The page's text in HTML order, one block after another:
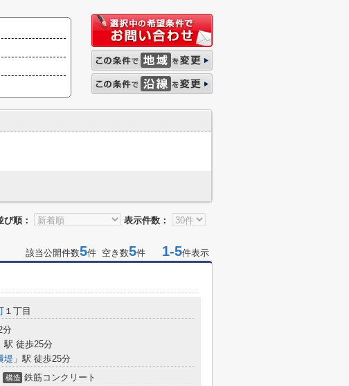
び順： 表示件数：
該当公開件数5件 空き数5件 1-5件表示
１丁目
分
駅 徒歩25分
堤 」駅 徒歩25分
構造 鉄筋コンクリート